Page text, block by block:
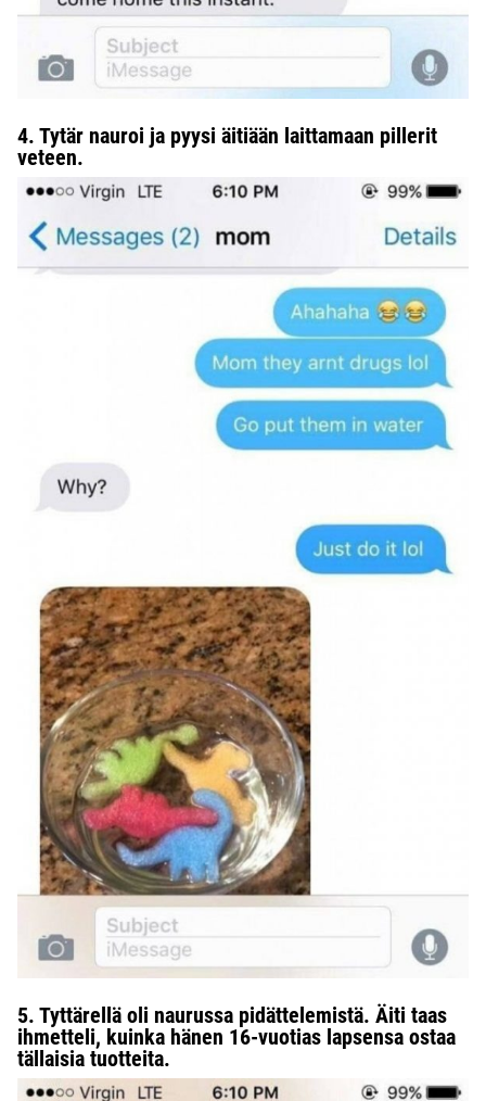
4. Tytär nauroi ja pyysi äitiään laittamaan pillerit
veteen.
5. Tyttärellä oli naurussa pidättelemistä. Äiti taas
ihmetteli, kuinka hänen 16-vuotias lapsensa ostaa
tällaisia tuotteita.